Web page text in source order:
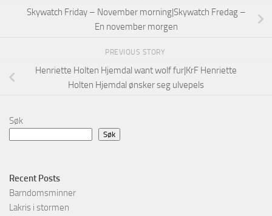
Skywatch Friday – November morning|Skywatch Fredag –
En november morgen
PREVIOUS STORY
Henriette Holten Hjemdal want wolf fur|KrF Henriette
Holten Hjemdal ønsker seg ulvepels
Søk
Søk
Recent Posts
Barndomsminner
Lakris i stormen